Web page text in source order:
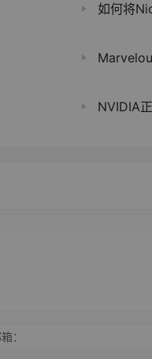
如何将
NVIDIA
：